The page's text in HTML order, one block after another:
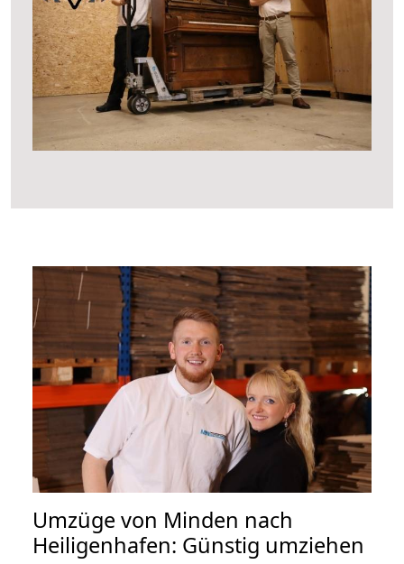
Umzüge von Minden nach
Heiligenhafen: Günstig umziehen